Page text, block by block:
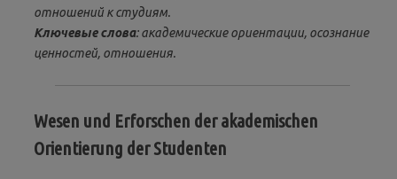
отношений к студиям.
Ключевые слова: академические ориентации, осознание
ценностей, отношения.
Wesen und Erforschen der akademischen
Orientierung der Studenten